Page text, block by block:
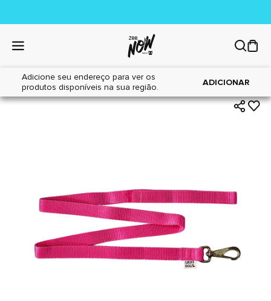
Adicione seu endereço para ver os
produtos disponíveis na sua região.
ADICIONAR
Home|Cães|Acessórios